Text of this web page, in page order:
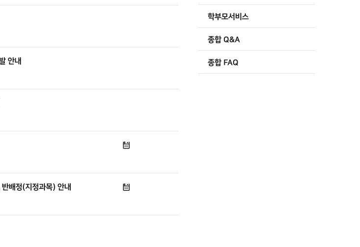
안내
배정(지정과목) 안내
학부모서비스
종합 Q&A
종합 FAQ